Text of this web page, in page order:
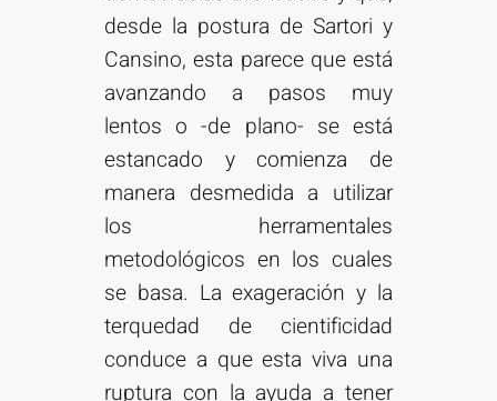
desde la postura de Sartori y
Cansino, esta parece que está
avanzando a pasos muy
lentos o -de plano- se está
estancado y comienza de
manera desmedida a utilizar
los herramentales
metodológicos en los cuales
se basa. La exageración y la
terquedad de cientificidad
conduce a que esta viva una
ruptura con la ayuda a tener